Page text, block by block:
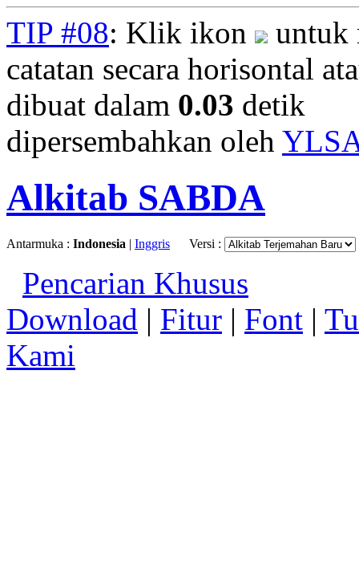
TIP #08: Klik ikon
untuk
catatan secara horisontal
dibuat dalam 0.03 detik
dipersembahkan oleh
Alkitab SABDA
Antarmuka : Indonesia | Inggris Versi :
Pencarian Khusus
Download | Fitur | Font |
Kami